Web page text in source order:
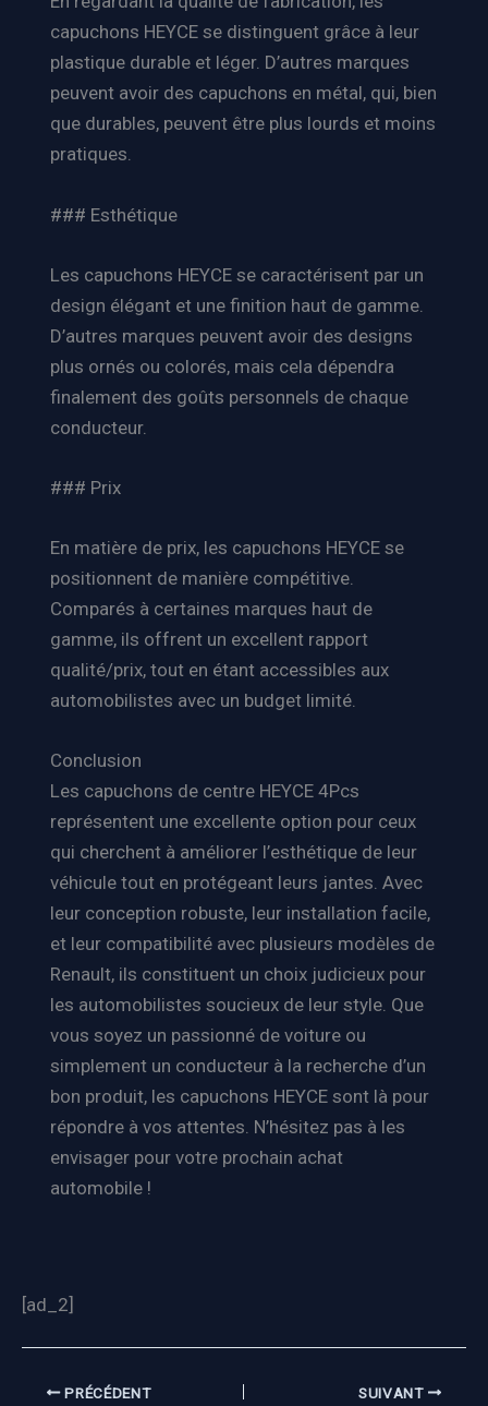
capuchons HEYCE se distinguent grâce à leur
plastique durable et léger. D’autres marques
peuvent avoir des capuchons en métal, qui, bien
que durables, peuvent être plus lourds et moins
pratiques.
### Esthétique
Les capuchons HEYCE se caractérisent par un
design élégant et une finition haut de gamme.
D’autres marques peuvent avoir des designs
plus ornés ou colorés, mais cela dépendra
finalement des goûts personnels de chaque
conducteur.
### Prix
En matière de prix, les capuchons HEYCE se
positionnent de manière compétitive.
Comparés à certaines marques haut de
gamme, ils offrent un excellent rapport
qualité/prix, tout en étant accessibles aux
automobilistes avec un budget limité.
Conclusion
Les capuchons de centre HEYCE 4Pcs
représentent une excellente option pour ceux
qui cherchent à améliorer l’esthétique de leur
véhicule tout en protégeant leurs jantes. Avec
leur conception robuste, leur installation facile,
et leur compatibilité avec plusieurs modèles de
Renault, ils constituent un choix judicieux pour
les automobilistes soucieux de leur style. Que
vous soyez un passionné de voiture ou
simplement un conducteur à la recherche d’un
bon produit, les capuchons HEYCE sont là pour
répondre à vos attentes. N’hésitez pas à les
envisager pour votre prochain achat
automobile !
[ad_2]
PRÉCÉDENT SUIVANT